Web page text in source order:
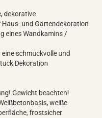
dekorative
und Gartendekoration
eines Wandkamins /
schmuckvolle und
Dekoration
Gewicht beachten!
weiße
frostsicher